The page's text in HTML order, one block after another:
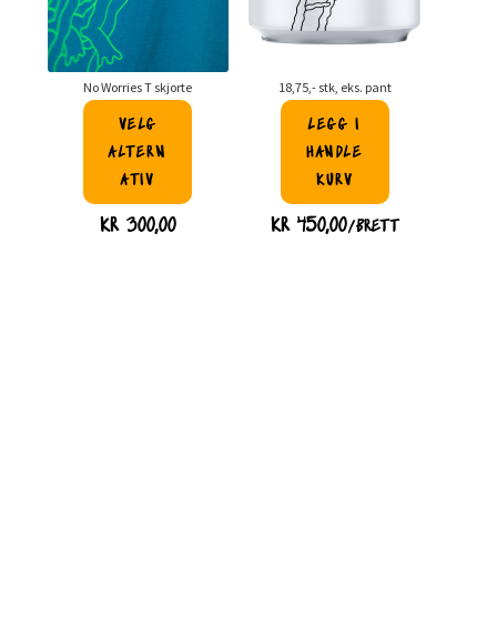
No Worries T skjorte
VELG
ALTERN
ATIV
Dette
KR300,00
18,75,- stk, eks. pant
LEGG I
HANDLE
KURV
KR450,00/BRETT